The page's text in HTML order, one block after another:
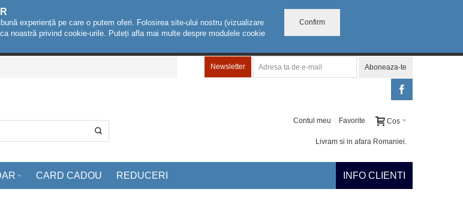
experiență pe care o putem oferi. Folosirea site-ului nostru (vizualizare
noastră privind cookie-urile. Puteți afla mai multe despre modulele cookie
Confirm
Newsletter Aboneaza-te
Cos
Contul meu Favorite
Livram si in afara Romaniei.
CARD CADOU REDUCERI INFO CLIENTI